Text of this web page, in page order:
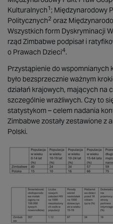
Kulturalnych1 ; Międzynarodowy
Politycznych2 oraz
Wszystkich form Dyskryminacji
rząd Zimbabwe podpisał i
o Prawach Dzieci4.
Przystąpienie do wspomnianych
było bezsprzecznie ważnym
działań krajowych, mających na
szczególnie wrażliwych. Czy to
statystykom – celem nadania
Zimbabwe zostały zestawione z
Polski.